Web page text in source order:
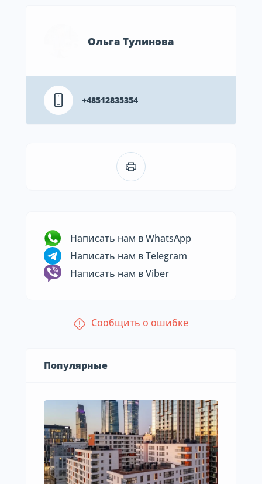
Ольга Тулинова
+48512835354
Написать нам в WhatsApp
Написать нам в Telegram
Написать нам в Viber
Сообщить о ошибке
Популярные